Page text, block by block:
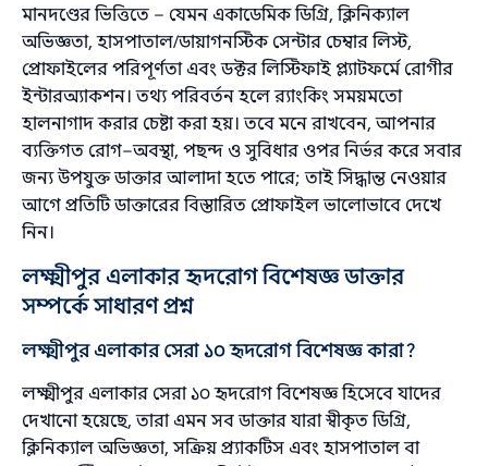
মানদণ্ডের ভিত্তিতে – যেমন একাডেমিক ডিগ্রি, ক্লিনিক্যাল
অভিজ্ঞতা, হাসপাতাল/ডায়াগনস্টিক সেন্টার চেম্বার লিস্ট,
প্রোফাইলের পরিপূর্ণতা এবং ডক্টর লিস্টিফাই প্ল্যাটফর্মে রোগীর
ইন্টারঅ্যাকশন। তথ্য পরিবর্তন হলে র‌্যাংকিং সময়মতো
হালনাগাদ করার চেষ্টা করা হয়। তবে মনে রাখবেন, আপনার
ব্যক্তিগত রোগ–অবস্থা, পছন্দ ও সুবিধার ওপর নির্ভর করে সবার
জন্য উপযুক্ত ডাক্তার আলাদা হতে পারে; তাই সিদ্ধান্ত নেওয়ার
আগে প্রতিটি ডাক্তারের বিস্তারিত প্রোফাইল ভালোভাবে দেখে
নিন।
লক্ষ্মীপুর এলাকার হৃদরোগ বিশেষজ্ঞ ডাক্তার
সম্পর্কে সাধারণ প্রশ্ন
লক্ষ্মীপুর এলাকার সেরা ১০ হৃদরোগ বিশেষজ্ঞ কারা?
লক্ষ্মীপুর এলাকার সেরা ১০ হৃদরোগ বিশেষজ্ঞ হিসেবে যাদের
দেখানো হয়েছে, তারা এমন সব ডাক্তার যারা স্বীকৃত ডিগ্রি,
ক্লিনিক্যাল অভিজ্ঞতা, সক্রিয় প্র্যাকটিস এবং হাসপাতাল বা